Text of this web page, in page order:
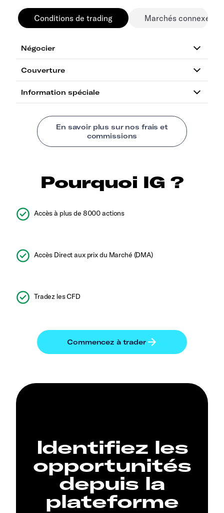
Conditions de trading Marchés connexes
Pourquoi IG ?
Accès à plus de 8000 actions
Accès Direct aux prix du Marché (DMA)
Tradez les CFD
Identifiez les
opportunités
depuis la
plateforme